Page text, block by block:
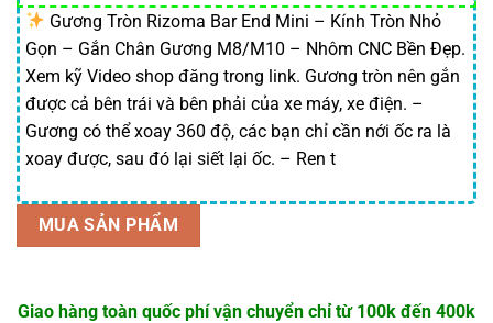
là:
29,000 ₫.
tại
là:
22,000 ₫.
Gương Tròn Rizoma Bar End Mini – Kính Tròn Nhỏ
Gọn – Gắn Chân Gương M8/M10 – Nhôm CNC Bền Đẹp.
Xem kỹ Video shop đăng trong link. Gương tròn nên gắn
được cả bên trái và bên phải của xe máy, xe điện. –
Gương có thể xoay 360 độ, các bạn chỉ cần nới ốc ra là
xoay được, sau đó lại siết lại ốc. – Ren t
MUA SẢN PHẨM
Giao hàng toàn quốc phí vận chuyển chỉ từ 100k đến 400k